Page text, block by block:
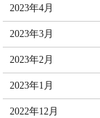
2023年4月
2023年3月
2023年2月
2023年1月
2022年12月